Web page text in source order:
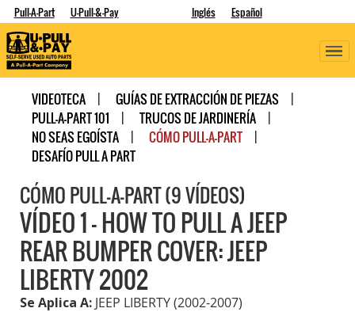
Pull-A-Part U-Pull-&-Pay Inglés Español
VIDEOTECA
GUÍAS DE EXTRACCIÓN DE PIEZAS
PULL-A-PART 101
TRUCOS DE JARDINERÍA
NO SEAS EGOÍSTA
CÓMO PULL-A-PART
DESAFÍO PULL A PART
CÓMO PULL-A-PART (9 VÍDEOS)
VÍDEO 1 - HOW TO PULL A JEEP
REAR BUMPER COVER: JEEP
LIBERTY 2002
Se Aplica A: JEEP LIBERTY (2002-2007)